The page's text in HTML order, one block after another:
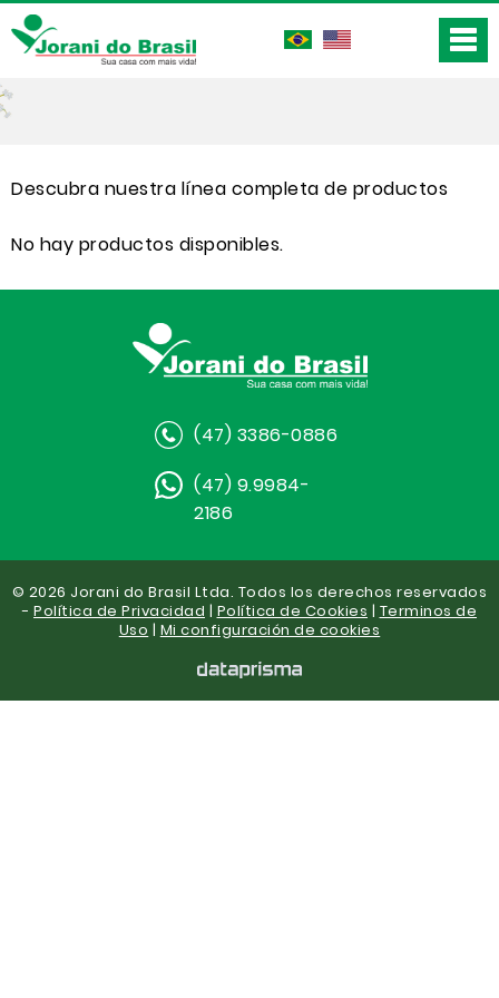
Descubra nuestra línea completa de productos
No hay productos disponibles.
(47) 3386-0886
(47) 9.9984-
2186
© 2026 Jorani do Brasil Ltda. Todos los derechos reservados
- Política de Privacidad | Política de Cookies | Terminos de
Uso | Mi configuración de cookies